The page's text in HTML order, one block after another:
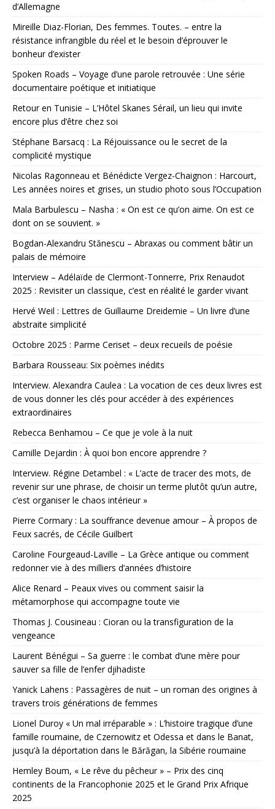
d’Allemagne
Mireille Diaz-Florian, Des femmes. Toutes. – entre la
résistance infrangible du réel et le besoin d’éprouver le
bonheur d’exister
Spoken Roads – Voyage d’une parole retrouvée : Une série
documentaire poétique et initiatique
Retour en Tunisie – L’Hôtel Skanes Sérail, un lieu qui invite
encore plus d’être chez soi
Stéphane Barsacq : La Réjouissance ou le secret de la
complicité mystique
Nicolas Ragonneau et Bénédicte Vergez-Chaignon : Harcourt,
Les années noires et grises, un studio photo sous l’Occupation
Mala Barbulescu – Nasha : « On est ce qu’on aime. On est ce
dont on se souvient. »
Bogdan-Alexandru Stănescu – Abraxas ou comment bâtir un
palais de mémoire
Interview – Adélaïde de Clermont-Tonnerre, Prix Renaudot
2025 : Revisiter un classique, c’est en réalité le garder vivant
Hervé Weil : Lettres de Guillaume Dreidemie – Un livre d’une
abstraite simplicité
Octobre 2025 : Parme Ceriset – deux recueils de poésie
Barbara Rousseau: Six poèmes inédits
Interview. Alexandra Caulea : La vocation de ces deux livres est
de vous donner les clés pour accéder à des expériences
extraordinaires
Rebecca Benhamou – Ce que je vole à la nuit
Camille Dejardin : À quoi bon encore apprendre ?
Interview. Régine Detambel : « L’acte de tracer des mots, de
revenir sur une phrase, de choisir un terme plutôt qu’un autre,
c’est organiser le chaos intérieur »
Pierre Cormary : La souffrance devenue amour – À propos de
Feux sacrés, de Cécile Guilbert
Caroline Fourgeaud-Laville – La Grèce antique ou comment
redonner vie à des milliers d’années d’histoire
Alice Renard – Peaux vives ou comment saisir la
métamorphose qui accompagne toute vie
Thomas J. Cousineau : Cioran ou la transfiguration de la
vengeance
Laurent Bénégui – Sa guerre : le combat d’une mère pour
sauver sa fille de l’enfer djihadiste
Yanick Lahens : Passagères de nuit – un roman des origines à
travers trois générations de femmes
Lionel Duroy « Un mal irréparable » : L’histoire tragique d’une
famille roumaine, de Czernowitz et Odessa et dans le Banat,
jusqu’à la déportation dans le Bărăgan, la Sibérie roumaine
Hemley Boum, « Le rêve du pêcheur » – Prix des cinq
continents de la Francophonie 2025 et le Grand Prix Afrique
2025